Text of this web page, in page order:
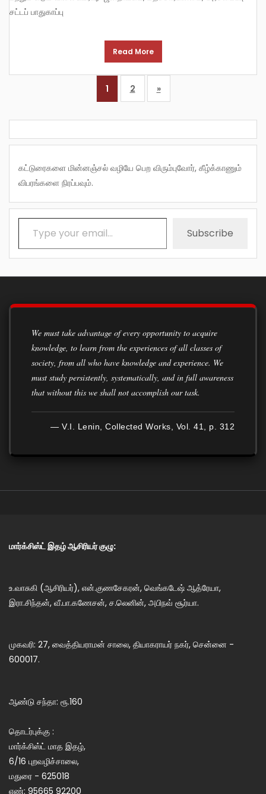
சட்டப் பாதுகாப்பு
Read More
1 2 »
கட்டுரைகளை மின்னஞ்சல் வழியே பெற விரும்புவோர், கீழ்க்காணும்
விபரங்களை நிரப்பவும்.
Type your email…
Subscribe
We must take advantage of every opportunity to acquire
knowledge, to learn from the experiences of all classes of
society, from all who have knowledge and experience. We
must study persistently, systematically, and in full awareness
that without this we shall not accomplish our task.
— V.I. Lenin, Collected Works, Vol. 41, p. 312
மார்க்சிஸ்ட் இதழ் ஆசிரியர் குழு:
உ.வாசுகி (ஆசிரியர்), என்.குணசேகரன், வெங்கடேஷ் ஆத்ரேயா,
இரா.சிந்தன், வீ.பா.கணேசன், ச.லெனின், அபிநவ் சூர்யா.
முகவரி: 27, வைத்தியராமன் சாலை, தியாகராயர் நகர், சென்னை -
600017.
ஆண்டு சந்தா: ரூ.160
தொடர்புக்கு :
மார்க்சிஸ்ட் மாத இதழ்,
6/16 புறவழிச்சாலை,
மதுரை - 625018
எண்: 95665 92200